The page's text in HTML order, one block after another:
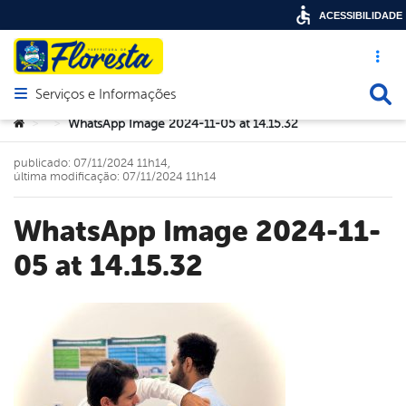
Acesso
Abrir menu principal de navegação
Serviços e Informações
Você está aqui:
> > WhatsApp Image 2024-11-05 at 14.15.32
WhatsApp Image 2024-11-
05 at 14.15.32
publicado: 07/11/2024 11h14,
última modificação: 07/11/2024 11h14
ACESSIBILIDADE